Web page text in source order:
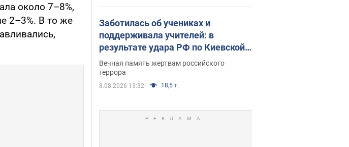
около 7–8%,
2–3%. В то же
Заботилась об учениках и
поддерживала учителей: в
результате удара РФ по Киевской
области погибли директор
киевского лицея, её муж и внук
Вечная память жертвам российского
террора
8.08.2026 13:32 18,5 т.